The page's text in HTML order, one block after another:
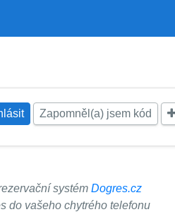
Zapomněl(a) jsem kód
systém Dogres.cz
do vašeho chytrého telefonu